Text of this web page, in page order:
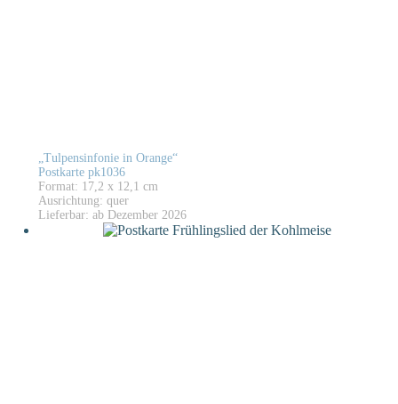
„Tulpensinfonie in Orange“
Postkarte pk1036
Format: 17,2 x 12,1 cm
Ausrichtung: quer
Lieferbar: ab Dezember 2026